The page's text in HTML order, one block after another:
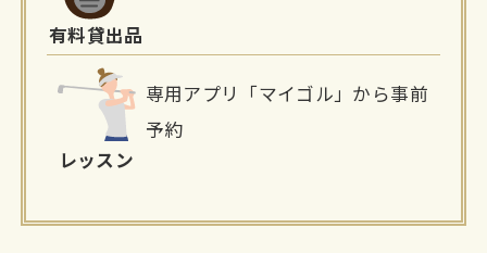
有料貸出品
レッスン
専用アプリ「マイゴル」から事前
予約